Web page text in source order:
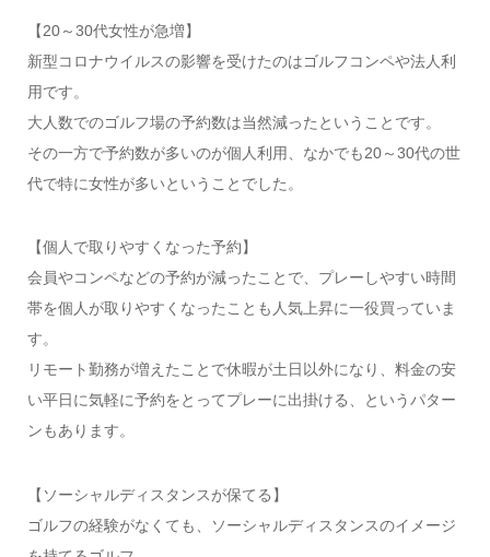
【20～30代女性が急増】
新型コロナウイルスの影響を受けたのはゴルフコンペや法人利
用です。
大人数でのゴルフ場の予約数は当然減ったということです。
その一方で予約数が多いのが個人利用、なかでも20～30代の世
代で特に女性が多いということでした。
【個人で取りやすくなった予約】
会員やコンペなどの予約が減ったことで、プレーしやすい時間
帯を個人が取りやすくなったことも人気上昇に一役買っていま
す。
リモート勤務が増えたことで休暇が土日以外になり、料金の安
い平日に気軽に予約をとってプレーに出掛ける、というパター
ンもあります。
【ソーシャルディスタンスが保てる】
ゴルフの経験がなくても、ソーシャルディスタンスのイメージ